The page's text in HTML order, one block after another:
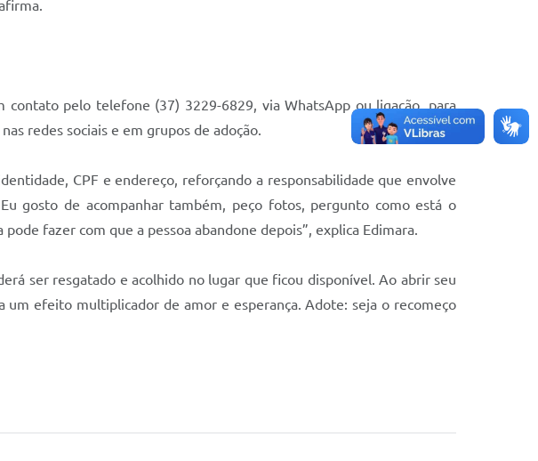
pelo telefone (37) 3229-6829, via WhatsApp ou ligação, para
redes sociais e em grupos de adoção.
CPF e endereço, reforçando a responsabilidade que envolve
gosto de acompanhar também, peço fotos, pergunto como está o
fazer com que a pessoa abandone depois”, explica Edimara.
ser resgatado e acolhido no lugar que ficou disponível. Ao abrir seu
um efeito multiplicador de amor e esperança. Adote: seja o recomeço